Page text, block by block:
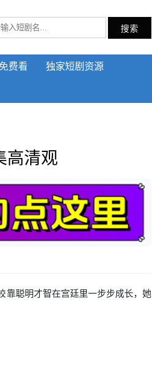
搜索
费看 独家短剧资源
高清观
靠聪明才智在宫廷里一步步成长，她